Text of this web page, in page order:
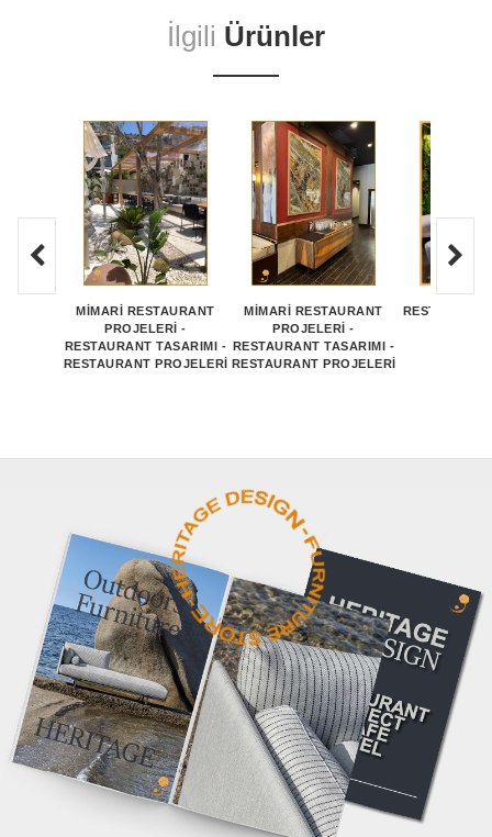
İlgili Ürünler
MİMARİ RESTAURANT
PROJELERİ -
RESTAURANT TASARIMI -
RESTAURANT PROJELERİ
MİMARİ RESTAURANT
PROJELERİ -
RESTAURANT TASARIMI -
RESTAURANT PROJELERİ
RESTORAN